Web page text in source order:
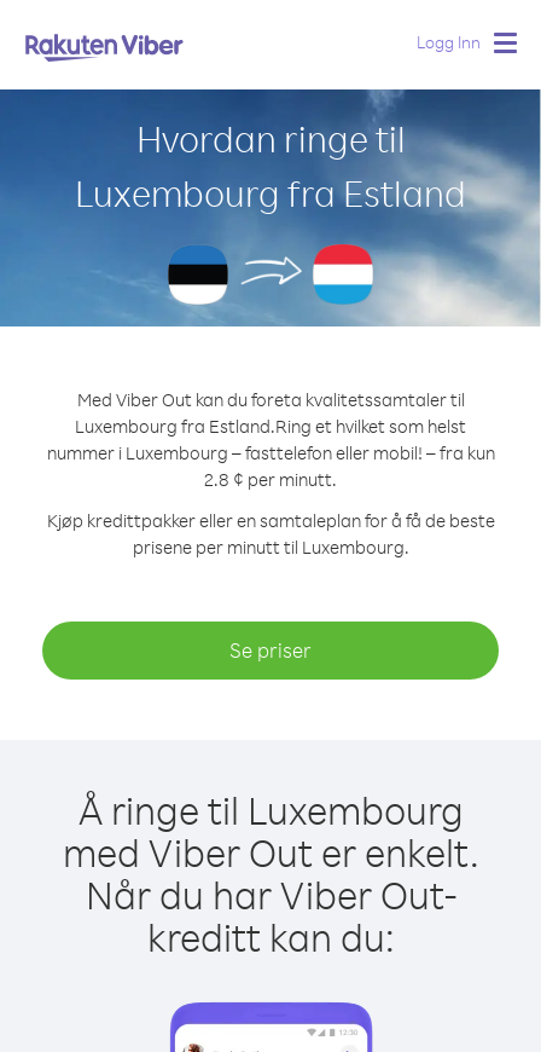
Logg Inn
Hvordan ringe til
Luxembourg fra Estland
Med Viber Out kan du foreta kvalitetssamtaler til
Luxembourg fra Estland.Ring et hvilket som helst
nummer i Luxembourg – fasttelefon eller mobil! – fra kun
2.8 ¢ per minutt.
Kjøp kredittpakker eller en samtaleplan for å få de beste
prisene per minutt til Luxembourg.
Se priser
Å ringe til Luxembourg
med Viber Out er enkelt.
Når du har Viber Out-
kreditt kan du: